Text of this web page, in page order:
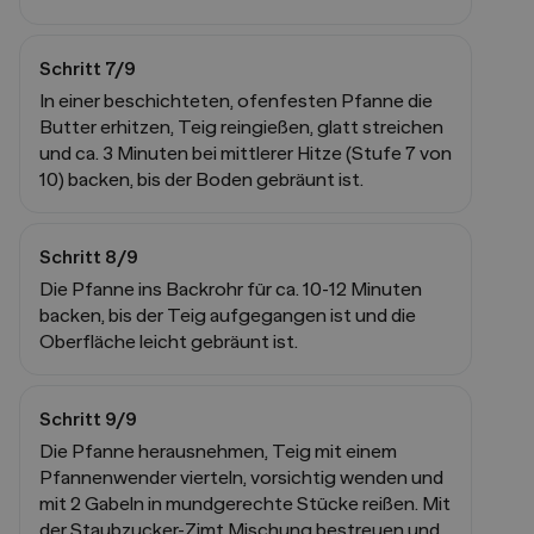
Schritt 7/9
In einer beschichteten, ofenfesten Pfanne die
Butter erhitzen, Teig reingießen, glatt streichen
und ca. 3 Minuten bei mittlerer Hitze (Stufe 7 von
10) backen, bis der Boden gebräunt ist.
Schritt 8/9
Die Pfanne ins Backrohr für ca. 10-12 Minuten
backen, bis der Teig aufgegangen ist und die
Oberfläche leicht gebräunt ist.
Schritt 9/9
Die Pfanne herausnehmen, Teig mit einem
Pfannenwender vierteln, vorsichtig wenden und
mit 2 Gabeln in mundgerechte Stücke reißen. Mit